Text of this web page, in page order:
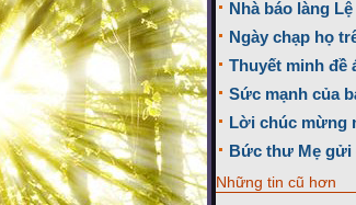
Nhà báo làng
Ngày chạp họ
Thuyết minh đề
Sức mạnh của
Lời chúc mừng
Bức thư Mẹ gửi
Những tin cũ hơn